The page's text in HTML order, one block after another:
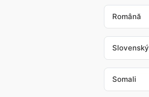
Română
Slovenský
Somali